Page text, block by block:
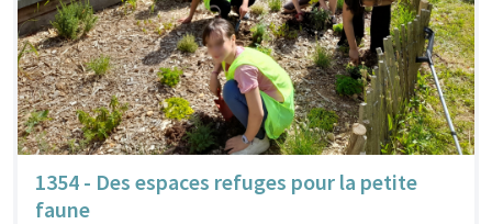
1354 - Des espaces refuges pour la petite
faune